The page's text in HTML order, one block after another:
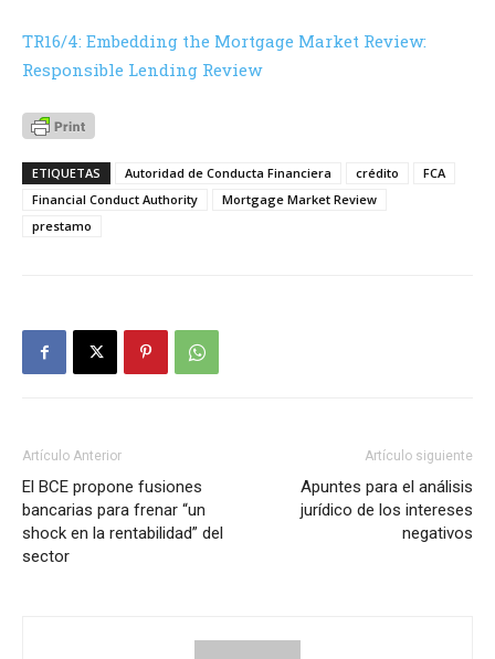
TR16/4: Embedding the Mortgage Market Review:
Responsible Lending Review
ETIQUETAS Autoridad de Conducta Financiera crédito
FCA
Financial Conduct Authority
Mortgage Market Review
prestamo
Artículo Anterior
El BCE propone fusiones
bancarias para frenar “un
shock en la rentabilidad” del
sector
Artículo siguiente
Apuntes para el análisis
jurídico de los intereses
negativos